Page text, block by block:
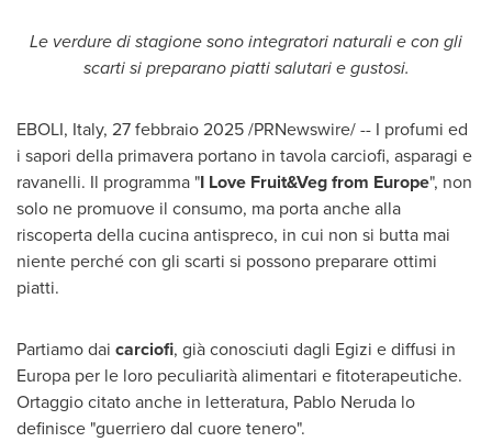
Le verdure di stagione sono integratori naturali e con gli
scarti si preparano piatti salutari e gustosi.
EBOLI, Italy, 27 febbraio 2025/PRNewswire/ -- I profumi ed
i sapori della primavera portano in tavola carciofi, asparagi e
ravanelli. Il programma "I Love Fruit&Veg from Europe", non
solo ne promuove il consumo, ma porta anche alla
riscoperta della cucina antispreco, in cui non si butta mai
niente perché con gli scarti si possono preparare ottimi
piatti.
Partiamo dai carciofi, già conosciuti dagli Egizi e diffusi in
Europa per le loro peculiarità alimentari e fitoterapeutiche.
Ortaggio citato anche in letteratura, Pablo Neruda lo
definisce "guerriero dal cuore tenero".